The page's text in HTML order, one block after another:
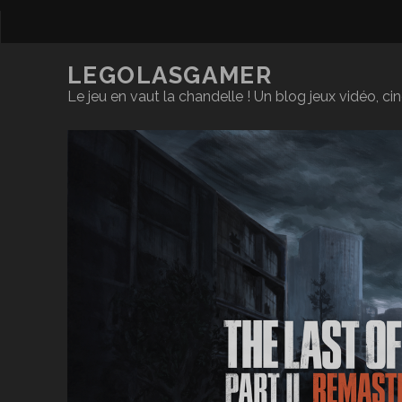
LEGOLASGAMER
Le jeu en vaut la chandelle ! Un blog jeux vidéo,